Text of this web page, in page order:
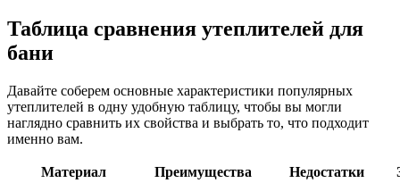
Таблица сравнения утеплителей для
бани
Давайте соберем основные характеристики популярных
утеплителей в одну удобную таблицу, чтобы вы могли
наглядно сравнить их свойства и выбрать то, что подходит
именно вам.
Материал Преимущества Недостатки